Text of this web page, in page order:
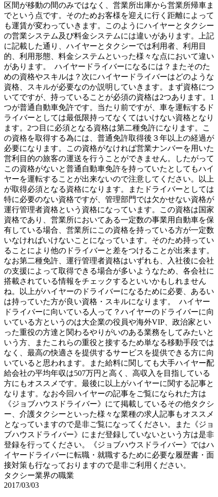
区間が移動の間のみではなく、営業所出庫から営業所帰車ま
でという点です。そのためお客様を迎えに行く距離によって
も運賃が変わっていきます。このようにハイヤーとタクシー
の営業システム及び料金システムには違いがあります。上記
に記載した通り、ハイヤーとタクシーでは利用者、利用目
的、利用形態、料金システムといった様々な点において違い
があります。 ハイヤードライバーになるには？またそのた
めの資格やスキルは？次にハイヤードライバーはどのような
資格、スキルが必要なのか説明していきます。まず資格につ
いてですが、持っていることが必須の資格は2つあります。1
つが普通自動車免許です。当たり前ですが、車を運転するド
ライバーとしては最低限持ってなくてはいけない資格となり
ます。2つ目に必須となる資格は第二種免許になります。こ
の資格を取得する為には、普通免許取得後３年以上の経過が
必要になります。この資格がなければ営業ナンバーを用いた
営利目的の旅客の運送を行うことができません。したがって
この資格がないと普通自動車免許を持っていたとしてもハイ
ヤーを運転することが出来ないので注意してください。以上
が取得必須となる資格になります。またドライバーとしては
特に必要のない資格ですが、管理部門では欠かせない資格が
運行管理者資格という資格になっています。この資格は国家
資格であり、営業所においてある一定数の事業用自動車を保
有している場合、営業所にこの資格を持っている方が一定数
いなければいけないことになっています。そのため持ってい
ることにより他のドライバーと差をつけることが出来ます。
なお第二種免許、運行管理者資格はいずれも、入社後に会社
の支援によって取得できる場合が多いようなため、各会社に
搭載されている情報をチェックするといいかもしれません
ね。以上がハイヤーのドライバーになるために必要、あるい
は持っていた方が良い資格・スキルになります。 ハイヤー
ドライバーに向いている人って？ハイヤーのドライバーに向
いている方というのは大企業の役員や海外VIP、政治家とい
った重役の方達と関わるやりがいのある業務をしてみたいと
いう方、またこれらの重役と接するため単なる移動手段では
なく、最高の快適さを提供するサービスを提供できる方に向
いていると思われます。また給料に関しても大手ハイヤー配
給会社の平均年収は507万円と高く、高収入を目指している
方にもオススメです。最後に以上がハイヤーに関する記事と
なります。なお今回ハイヤーの記事をご覧になられた方は
《ジョブハウスドライバー》にて掲載しているその他タクシ
ー、介護タクシーといった様々な業種の求人記事もオススメ
となっていますので是非ご覧になってください。また《ジョ
ブハウスドライバー》にまだ登録していないという方は是非
登録を行ってください。《ジョブハウスドライバー》ではハ
イヤードライバーに転職・就職するために必要な履歴書・面
接対策も行なっておりますので是非ご利用ください。
タクシー業界の職業
2017/03/03